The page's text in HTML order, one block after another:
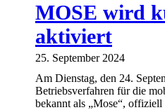
MOSE wird
aktiviert
25. September 2024
Am Dienstag, den 24.
Betriebsverfahren für die
bekannt als „Mose“, offiziell